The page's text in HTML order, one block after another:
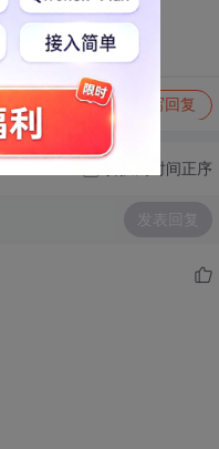
写回复
切换为时间正序
发表回复